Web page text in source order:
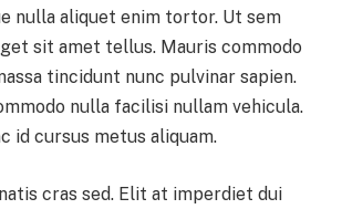
nulla aliquet enim tortor. Ut sem
sit amet tellus. Mauris commodo
tincidunt nunc pulvinar sapien.
nulla facilisi nullam vehicula.
id cursus metus aliquam.
cras sed. Elit at imperdiet dui